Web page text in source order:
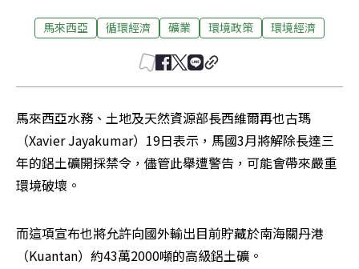
馬來西亞 循環經濟 礦業 環境政策 環境經濟
馬來西亞水務、土地及天然資源部長西維爾再也古瑪
（Xavier Jayakumar）19日表示，馬國3月將解除長達三
年的鋁土礦開採禁令，儘管此舉遭警告，可能會帶來嚴重
環境破壞。
而這項宣布也將允許向國外輸出目前貯藏於南海關丹港
（Kuantan）約43萬2000噸的高級鋁土礦。